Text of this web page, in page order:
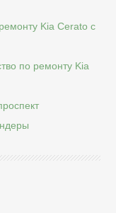
Kia Cerato c
по ремонту Kia